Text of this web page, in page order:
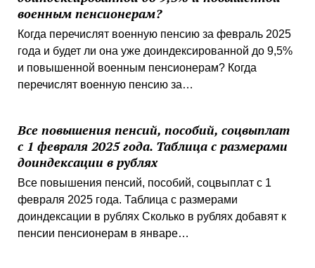
военным пенсионерам?
Когда перечислят военную пенсию за февраль 2025
года и будет ли она уже доиндексированной до 9,5%
и повышенной военным пенсионерам? Когда
перечислят военную пенсию за…
Все повышения пенсий, пособий, соцвыплат
с 1 февраля 2025 года. Таблица с размерами
доиндексации в рублях
Все повышения пенсий, пособий, соцвыплат с 1
февраля 2025 года. Таблица с размерами
доиндексации в рублях Сколько в рублях добавят к
пенсии пенсионерам в январе…